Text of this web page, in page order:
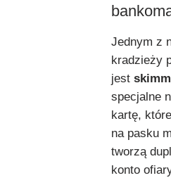
Jednym z
kradzieży
jest
specjalne
kartę,
na pasku
tworzą
konto